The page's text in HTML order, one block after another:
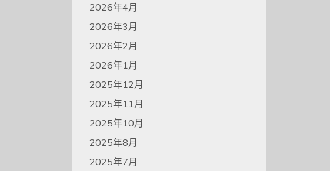
2026年4月
2026年3月
2026年2月
2026年1月
2025年12月
2025年11月
2025年10月
2025年8月
2025年7月